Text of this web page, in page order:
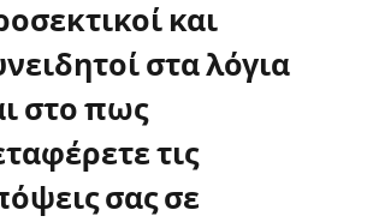
και
στα λόγια
στο πως
τις
σας σε